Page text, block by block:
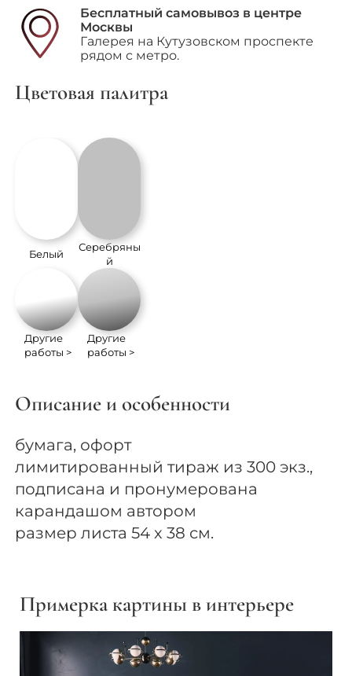
Бесплатный самовывоз в центре
Москвы
Галерея на Кутузовском проспекте
рядом с метро.
Цветовая палитра
Белый
Другие
работы >
Серебряны
й
Другие
работы >
Описание и особенности
бумага, офорт
лимитированный тираж из 300 экз.,
подписана и пронумерована
карандашом автором
размер листа 54 х 38 см.
Примерка картины в интерьере